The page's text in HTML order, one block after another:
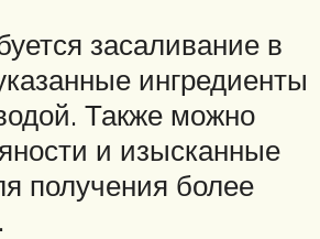
засаливание в
ингредиенты
Также можно
и изысканные
получения более